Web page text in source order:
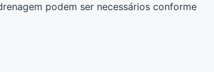
podem ser necessários conforme